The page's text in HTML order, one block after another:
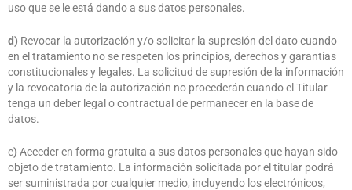
uso que se le está dando a sus datos personales.
d) Revocar la autorización y/o solicitar la supresión del dato cuando
en el tratamiento no se respeten los principios, derechos y garantías
constitucionales y legales. La solicitud de supresión de la información
y la revocatoria de la autorización no procederán cuando el Titular
tenga un deber legal o contractual de permanecer en la base de
datos.
e) Acceder en forma gratuita a sus datos personales que hayan sido
objeto de tratamiento. La información solicitada por el titular podrá
ser suministrada por cualquier medio, incluyendo los electrónicos,